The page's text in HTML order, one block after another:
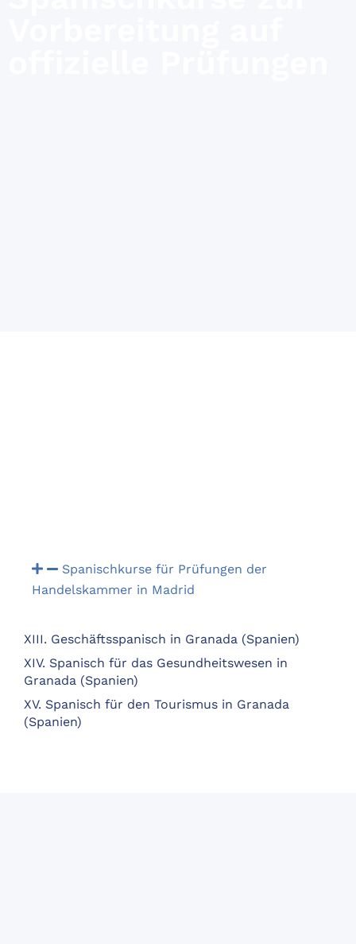
Spanischkurse für Prüfungen der
Handelskammer in Madrid
XIII. Geschäftsspanisch in Granada (Spanien)
XIV. Spanisch für das Gesundheitswesen in
Granada (Spanien)
XV. Spanisch für den Tourismus in Granada
(Spanien)